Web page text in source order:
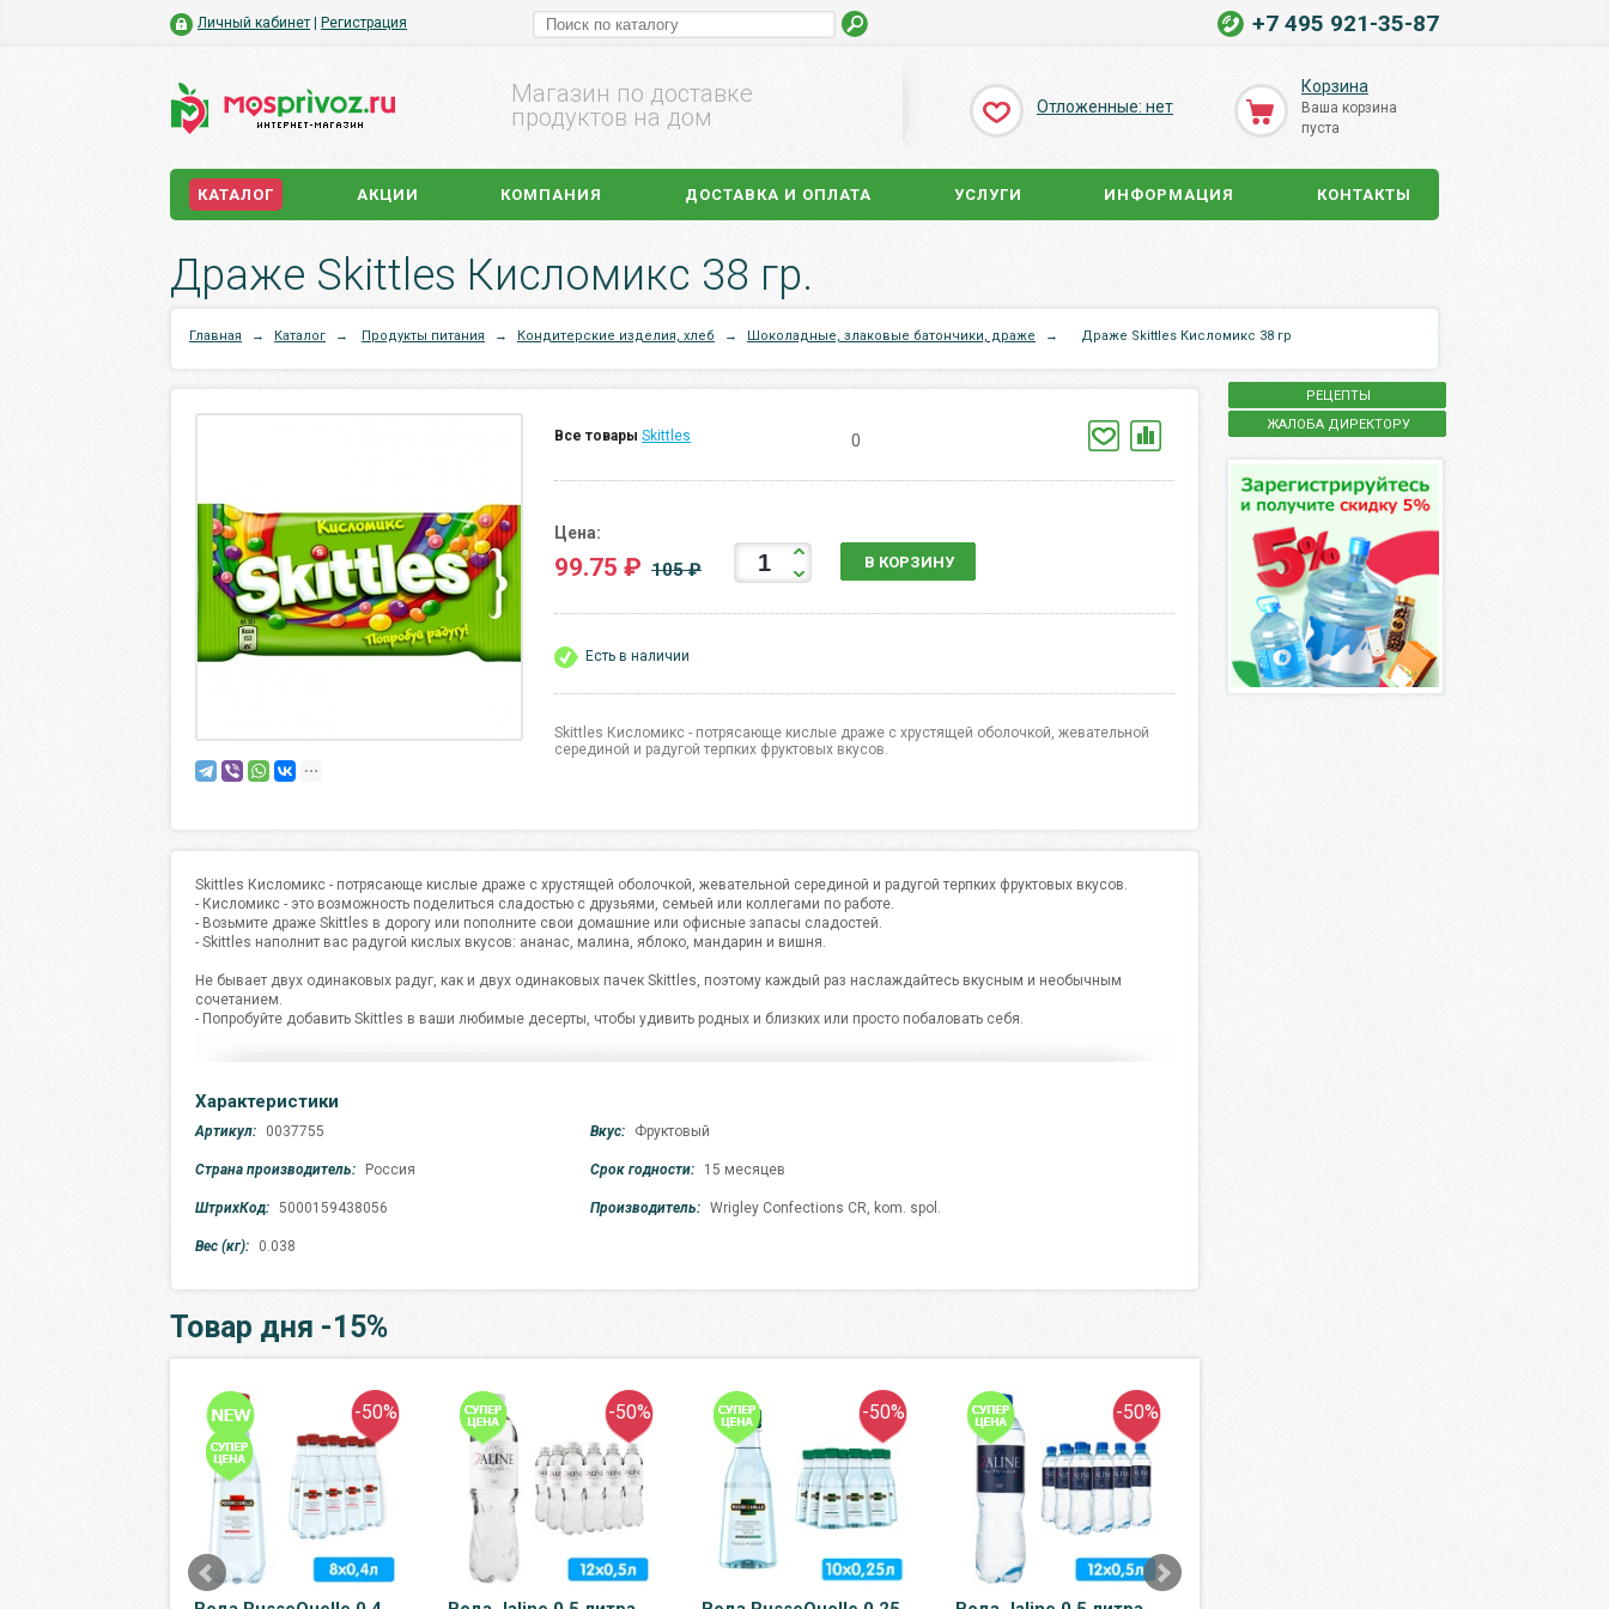
Личный кабинет Регистрация +7 495 921-35-87
Магазин по доставке
продуктов на дом
Отложенные: нет
Корзина
Ваша корзина
пуста
КАТАЛОГ АКЦИИ КОМПАНИЯ ДОСТАВКА И ОПЛАТА УСЛУГИ ИНФОРМАЦИЯ КОНТАКТЫ
Драже Skittles Кисломикс 38 гр.
Главная → Каталог → Продукты питания → Кондитерские изделия, хлеб → Шоколадные, злаковые батончики, драже → Драже Skittles Кисломикс 38 гр
Все товары Skittles 0
Цена:
99.75 ₽ 105 ₽ В КОРЗИНУ
Есть в наличии
Skittles Кисломикс - потрясающе кислые драже с хрустящей оболочкой, жевательной
серединой и радугой терпких фруктовых вкусов.
Skittles Кисломикс - потрясающе кислые драже с хрустящей оболочкой, жевательной серединой и радугой терпких фруктовых вкусов.
- Кисломикс - это возможность поделиться сладостью с друзьями, семьей или коллегами по работе.
- Возьмите драже Skittles в дорогу или пополните свои домашние или офисные запасы сладостей.
- Skittles наполнит вас радугой кислых вкусов: ананас, малина, яблоко, мандарин и вишня.
Не бывает двух одинаковых радуг, как и двух одинаковых пачек Skittles, поэтому каждый раз наслаждайтесь вкусным и необычным
сочетанием.
- Попробуйте добавить Skittles в ваши любимые десерты, чтобы удивить родных и близких или просто побаловать себя.
Характеристики
Артикул: 0037755 Вкус: Фруктовый
Страна производитель: Россия Срок годности: 15 месяцев
ШтрихКод: 5000159438056 Производитель: Wrigley Confections CR, kom. spol.
Вес (кг): 0.038
Товар дня -15%
-50% -50% -50% -50%
РЕЦЕПТЫ
ЖАЛОБА ДИРЕКТОРУ